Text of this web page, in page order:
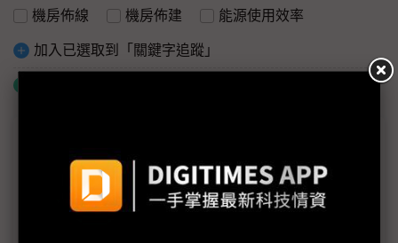
機房佈線 機房佈建 能源使用效率
加入已選取到「關鍵字追蹤」
DIGITIMES企業機房論壇 促進資料中心維運最佳化